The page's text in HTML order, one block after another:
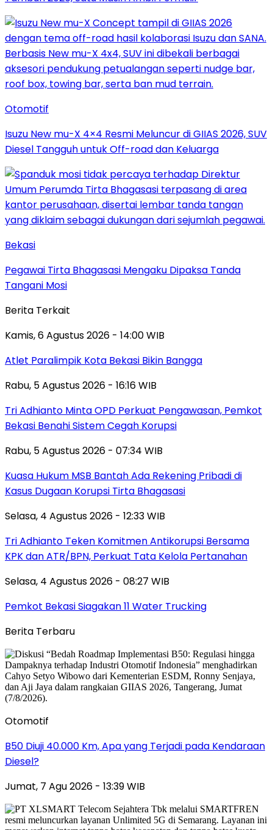
Otomotif
Isuzu New mu-X 4×4 Resmi Meluncur di GIIAS 2026, SUV
Diesel Tangguh untuk Off-road dan Keluarga
Bekasi
Pegawai Tirta Bhagasasi Mengaku Dipaksa Tanda
Tangani Mosi
Berita Terkait
Kamis, 6 Agustus 2026 - 14:00 WIB
Atlet Paralimpik Kota Bekasi Bikin Bangga
Rabu, 5 Agustus 2026 - 16:16 WIB
Tri Adhianto Minta OPD Perkuat Pengawasan, Pemkot
Bekasi Benahi Sistem Cegah Korupsi
Rabu, 5 Agustus 2026 - 07:34 WIB
Kuasa Hukum MSB Bantah Ada Rekening Pribadi di
Kasus Dugaan Korupsi Tirta Bhagasasi
Selasa, 4 Agustus 2026 - 12:33 WIB
Tri Adhianto Teken Komitmen Antikorupsi Bersama
KPK dan ATR/BPN, Perkuat Tata Kelola Pertanahan
Selasa, 4 Agustus 2026 - 08:27 WIB
Pemkot Bekasi Siagakan 11 Water Trucking
Berita Terbaru
Otomotif
B50 Diuji 40.000 Km, Apa yang Terjadi pada Kendaraan
Diesel?
Jumat, 7 Agu 2026 - 13:39 WIB